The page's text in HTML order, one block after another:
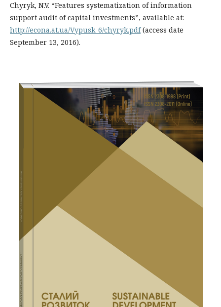
Chyryk, N.V. “Features systematization of information
support audit of capital investments”, available at:
http://econa.at.ua/Vypusk_6/chyryk.pdf(access date
September 13, 2016).